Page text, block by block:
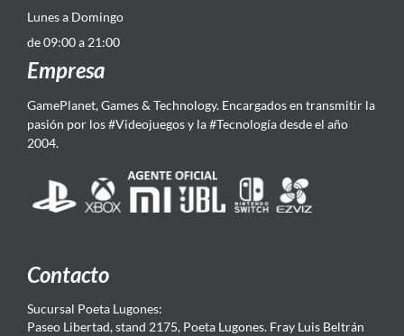
Lunes a Domingo
de 09:00 a 21:00
Empresa
GamePlanet, Games & Technology. Encargados en transmitir la
pasión por los #Videojuegos y la #Tecnología desde el año
2004.
Contacto
Sucursal Poeta Lugones:
Paseo Libertad, stand 2175, Poeta Lugones. Fray Luis Beltrán